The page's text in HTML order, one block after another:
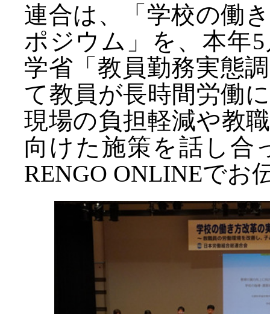
連合は、「学校の働
ポジウム」を、本年
学省「教員勤務実態
て教員が長時間労働
現場の負担軽減や教
向けた施策を話し合
RENGO ONLINEでお